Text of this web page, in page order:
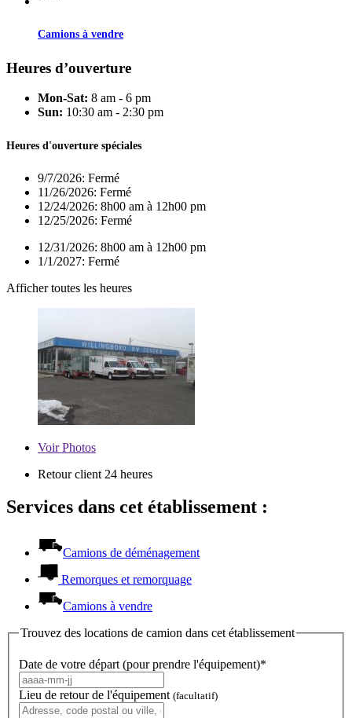
Camions à vendre
Heures d’ouverture
Mon-Sat: 8 am - 6 pm
Sun: 10:30 am - 2:30 pm
Heures d'ouverture spéciales
9/7/2026: Fermé
11/26/2026: Fermé
12/24/2026: 8h00 am à 12h00 pm
12/25/2026: Fermé
12/31/2026: 8h00 am à 12h00 pm
1/1/2027: Fermé
Afficher toutes les heures
VoirPhotos
Retour client 24 heures
Services dans cet établissement :
Camions de déménagement
Remorques et remorquage
Camions à vendre
Trouvez des locations de camion dans cet établissement
Date de votre départ (pour prendre l'équipement)*
Lieu de retour de l'équipement (facultatif)